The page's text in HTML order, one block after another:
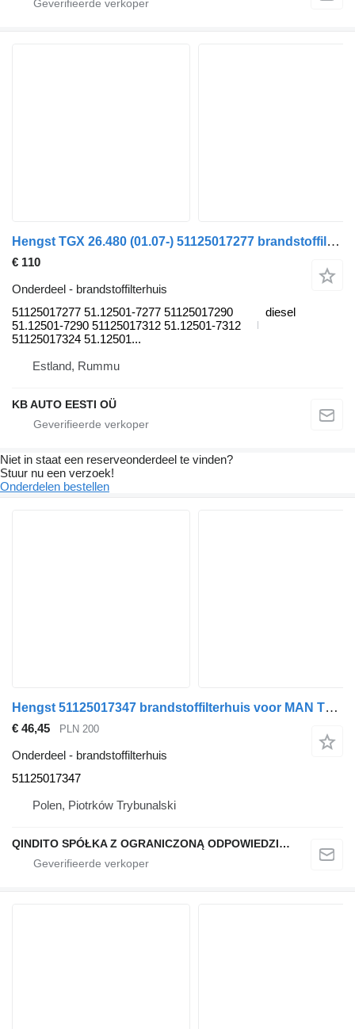
Hengst TGX 26.480 (01.07-) 51125017277 brandstoffilterhuis voor MAN TGL, TGM, TGS, TGX (2005-2021) vrachtwagen
€ 110
Onderdeel - brandstoffilterhuis
51125017277 51.12501-7277 51125017290
51.12501-7290 51125017312 51.12501-7312
51125017324 51.12501...
diesel
Estland, Rummu
KB AUTO EESTI OÜ
Niet in staat een reserveonderdeel te vinden?
Stuur nu een verzoek!
Onderdelen bestellen
Hengst 51125017347 brandstoffilterhuis voor MAN TGX TGS vrachtwagen
€ 46,45 PLN 200
Onderdeel - brandstoffilterhuis
51125017347
Polen, Piotrków Trybunalski
QINDITO SPÓŁKA Z OGRANICZONĄ ODPOWIEDZIALNOŚCIĄ